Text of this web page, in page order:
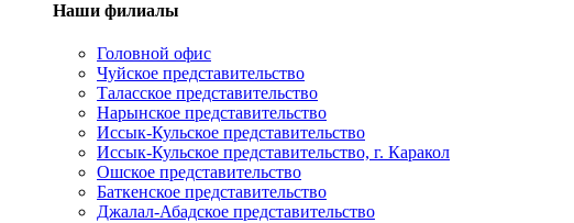
Наши филиалы
Головной офис
Чуйское представительство
Таласское представительство
Нарынское представительство
Иссык-Кульское представительство
Иссык-Кульское представительство, г. Каракол
Ошское представительство
Баткенское представительство
Джалал-Абадское представительство